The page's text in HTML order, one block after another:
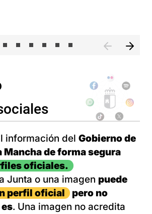
información del Gobierno de
de forma segura
oficiales.
Junta o una imagen puede
perfil oficial
pero no
. Una imagen no acredita